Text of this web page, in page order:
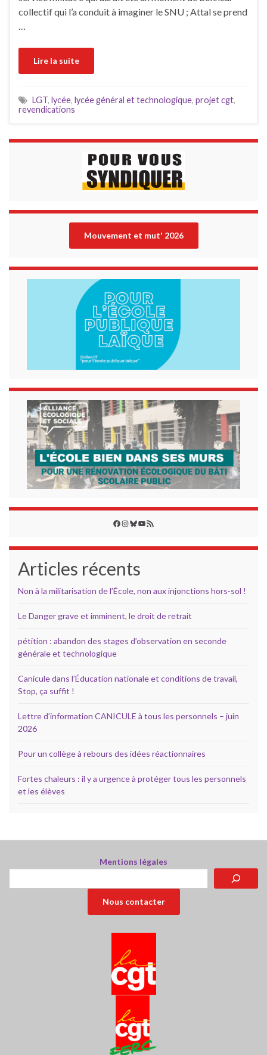
collectif qui l’a conduit à imaginer le SNU ; Attal se prend
Lire la suite
LGT, lycée, lycée général et technologique, projet cgt,
revendications
Mouvement et mut' 2026
Facebook
Instagram
Bluesky
YouTube
Flux RSS
Articles récents
Non à la militarisation de l’École, non aux injonctions hors-sol !
Le Danger grave et imminent, le droit de retrait
pétition : abandon des stages d’observation en seconde
générale et technologique
Canicule dans l’Éducation nationale et conditions de travail,
Stop, ça suffit !
Lettre d’information CANICULE à tous les personnels – juin
2026
Pour un collège à rebours des idées réactionnaires
Fortes chaleurs : il y a urgence à protéger tous les personnels
et les élèves
Mentions légales
Nous contacter